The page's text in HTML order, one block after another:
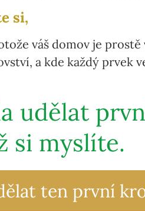
si,
váš domov je prostě
a kde každý prvek
udělat
si myslíte.
ten první